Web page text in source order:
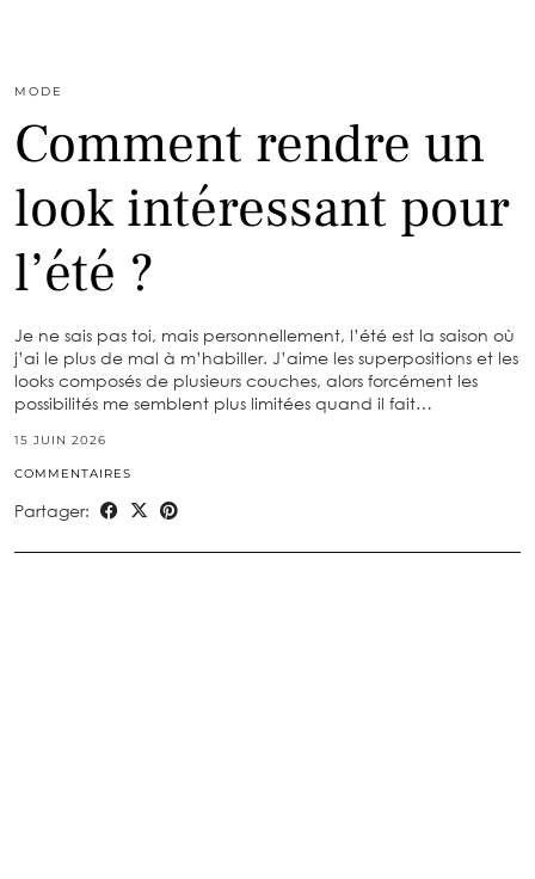
MODE
Comment rendre un
look intéressant pour
l’été ?
Je ne sais pas toi, mais personnellement, l’été est la saison où
j’ai le plus de mal à m’habiller. J’aime les superpositions et les
looks composés de plusieurs couches, alors forcément les
possibilités me semblent plus limitées quand il fait…
15 JUIN 2026
COMMENTAIRES
Partager: